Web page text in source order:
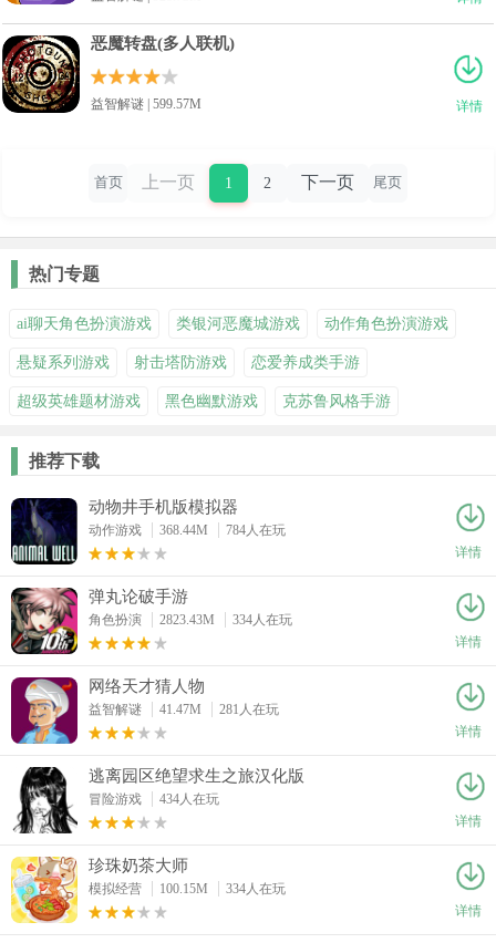
详情
恶魔转盘(多人联机)
益智解谜 | 599.57M
首页 上一页 1 2 下一页 尾页
热门专题
ai聊天角色扮演游戏 类银河恶魔城游戏 动作角色扮演游戏
悬疑系列游戏 射击塔防游戏 恋爱养成类手游
超级英雄题材游戏 黑色幽默游戏 克苏鲁风格手游
推荐下载
动物井手机版模拟器
动作游戏 368.44M
784人在玩
详情
弹丸论破手游
角色扮演 2823.43M
334人在玩
详情
网络天才猜人物
益智解谜 41.47M
281人在玩
详情
逃离园区绝望求生之旅汉化版
冒险游戏
434人在玩
详情
珍珠奶茶大师
模拟经营 100.15M
334人在玩
详情